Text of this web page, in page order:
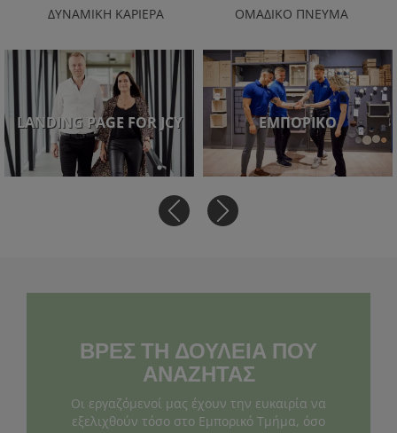
ΔΥΝΑΜΙΚΗ ΚΑΡΙΕΡΑ ΟΜΑΔΙΚΟ ΠΝΕΥΜΑ
LANDING PAGE FOR JCY ΕΜΠΟΡΙΚΌ
ΒΡΕΣ ΤΗ ΔΟΥΛΕΙΑ ΠΟΥ
ΑΝΑΖΗΤΑΣ
Οι εργαζόμενοί μας έχουν την ευκαιρία να
εξελιχθούν τόσο στο Εμπορικό Τμήμα, όσο